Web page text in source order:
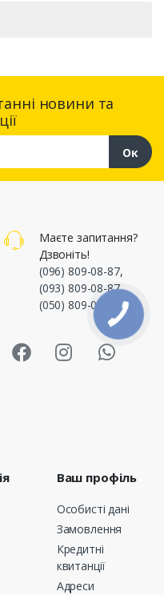
новини та
Ок
Маєте запитання?
Дзвоніть!
(096) 809-08-87,
(093) 809-08-87,
(050) 809-08-87
MasmartMasmart
Ваш профіль
Особисті дані
Замовлення
Кредитні
квитанції
Адреси